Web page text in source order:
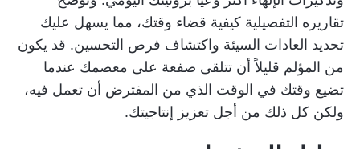
تقاريره التفصيلية كيفية قضاء وقتك، مما يسهل عليك
تحديد العادات السيئة واكتشاف فرص التحسين. قد يكون
من المؤلم قليلاً أن تتلقى صفعة على معصمك عندما
تضيع وقتك في الوقت الذي من المفترض أن تعمل فيه،
ولكن كل ذلك من أجل تعزيز إنتاجيتك.